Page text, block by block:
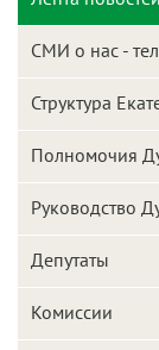
СМИ о нас -
Структура
Полномочия
Руководство
Депутаты
Комиссии